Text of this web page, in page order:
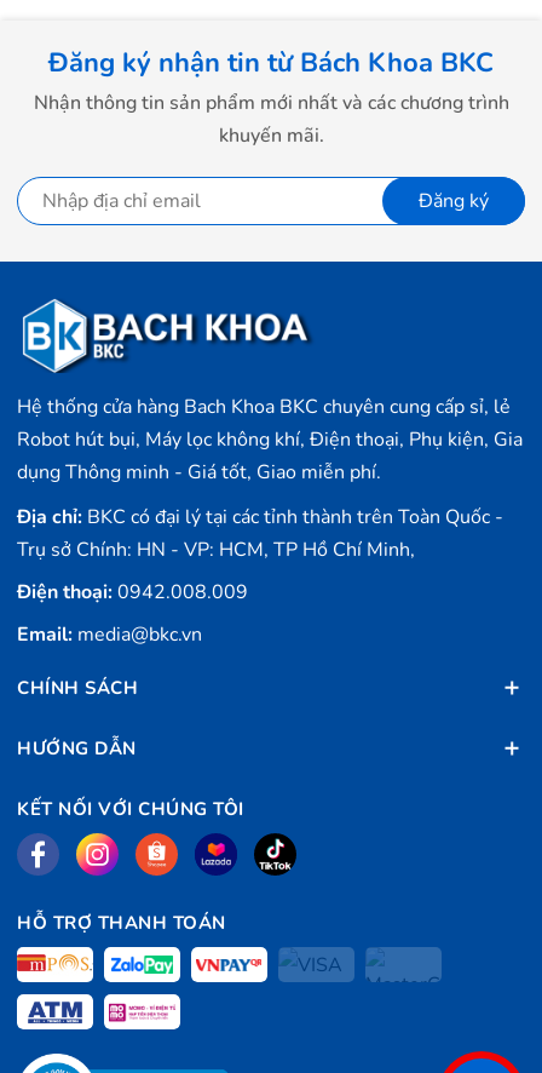
vời nhất.
👉HƯỚNG DẪN SỬ DỤNG LOA XB32
NHAU
Đăng ký nhận tin từ Bách Khoa BKC
Nhận thông tin sản phẩm mới nhất và các chương trình
khuyến mãi.
Đăng ký
Hệ thống cửa hàng Bach Khoa BKC chuyên cung cấp sỉ, lẻ
Robot hút bụi, Máy lọc không khí, Điện thoại, Phụ kiện, Gia
dụng Thông minh - Giá tốt, Giao miễn phí.
Địa chỉ: BKC có đại lý tại các tỉnh thành trên Toàn Quốc -
Trụ sở Chính: HN - VP: HCM, TP Hồ Chí Minh,
Điện thoại:0942.008.009
Email: media@bkc.vn
CHÍNH SÁCH
HƯỚNG DẪN
KẾT NỐI VỚI CHÚNG TÔI
HỖ TRỢ THANH TOÁN